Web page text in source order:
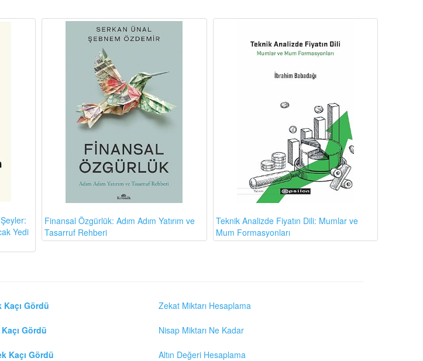
Yedi
Finansal Özgürlük: Adım Adım Yatırım ve
Tasarruf Rehberi
Teknik Analizde Fiyatın Dili: Mumlar ve
Mum Formasyonları
Kaçı Gördü
Gördü
Kaçı Gördü
Zekat Miktarı Hesaplama
Nisap Miktarı Ne Kadar
Altın Değeri Hesaplama